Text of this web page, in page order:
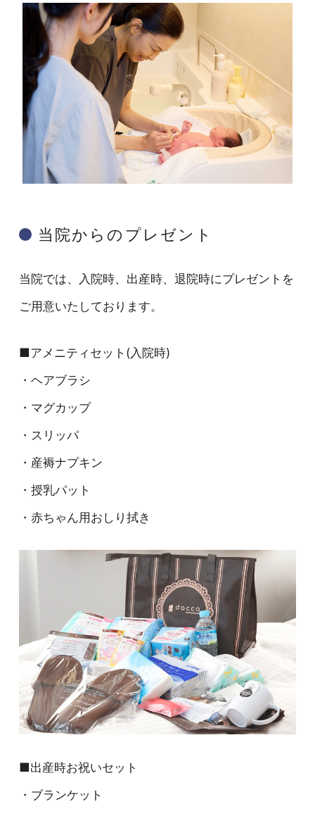
当院からのプレゼント
当院では、入院時、出産時、退院時にプレゼントを
ご用意いたしております。
■アメニティセット(入院時)
・ヘアブラシ
・マグカップ
・スリッパ
・産褥ナプキン
・授乳パット
・赤ちゃん用おしり拭き
■出産時お祝いセット
・ブランケット